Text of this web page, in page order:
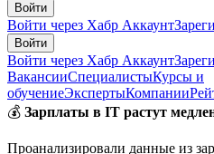
Войти
Войти через Хабр Аккаунт
Войти
Войти через Хабр Аккаунт
ВакансииСпециалистыКурсы и
обучениеЭкспертыКомпании
💰 Зарплаты в IT растут
Проанализировали данные из